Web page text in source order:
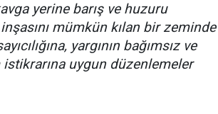
yerine barış ve huzuru
mümkün kılan bir zeminde
yargının bağımsız ve
istikrarına uygun düzenlemeler